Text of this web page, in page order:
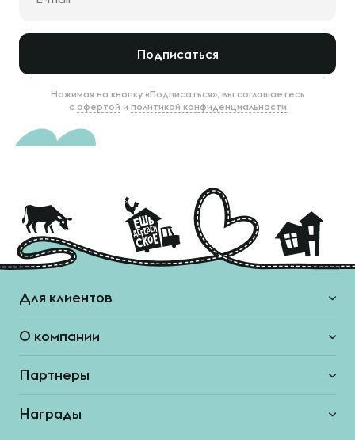
Подписаться
Нажимая на кнопку «Подписаться», вы соглашаетесь
с офертой и политикой конфиденциальности
Для клиентов
О компании
Партнеры
Награды